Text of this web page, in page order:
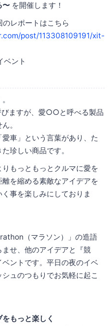
〜 を開催します！
のレポートはこちら
post/113308109191/xit-
ベント
ますが、愛○○と呼べる製品
。
車」という言葉があり、た
珍しい商品です。
もっともっとクルマに愛を
を縮める素敵なアイデアを
事を楽しみにしておりま
（マラソン）」の造語
せ、他のアイデアと『競
ントです。平日の夜のイベ
ュのつもりでお気軽に起こ
もっと楽しく